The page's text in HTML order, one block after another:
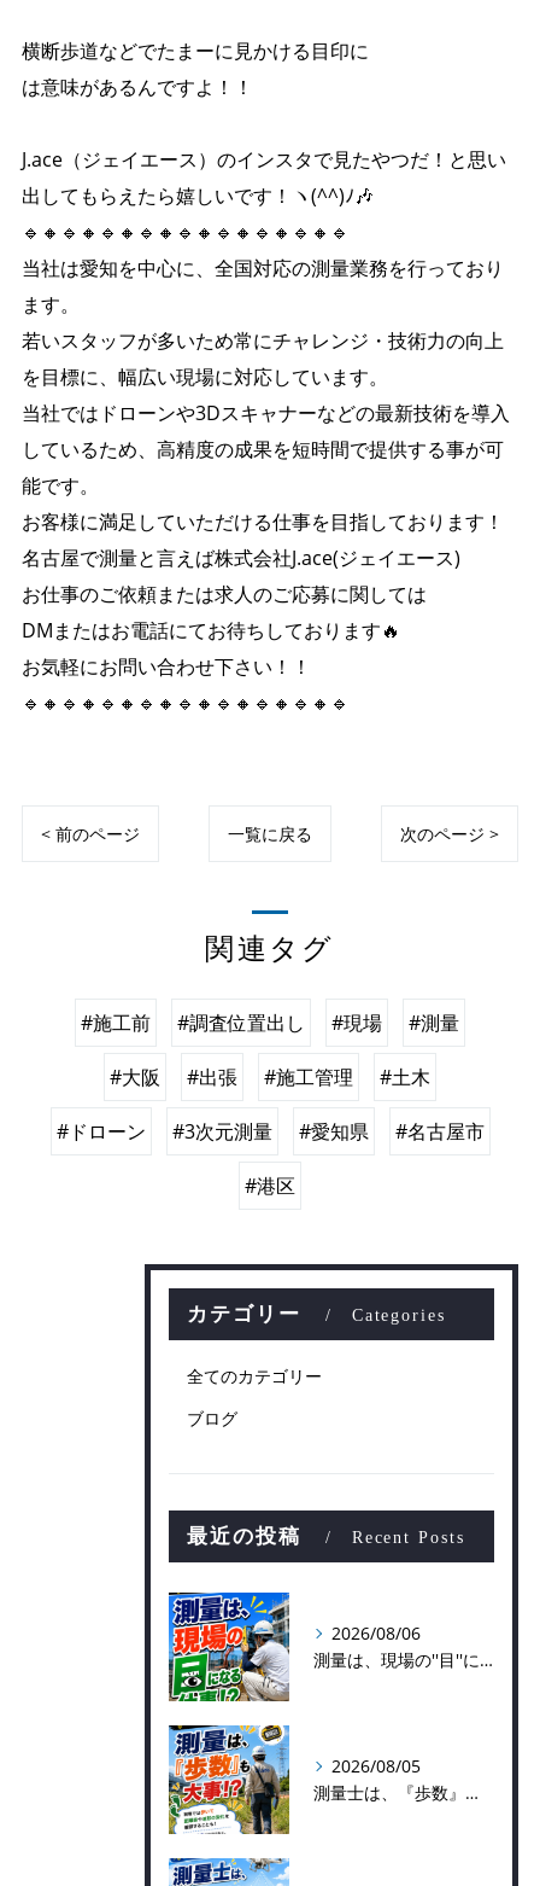
横断歩道などでたまーに見かける目印に
は意味があるんですよ！！
J.ace（ジェイエース）のインスタで見たやつだ！と思い
出してもらえたら嬉しいです！ヽ(^^)ﾉ🎶
🔹🔸🔹🔸🔹🔸🔹🔸🔹🔸🔹🔸🔹🔸🔹🔸🔹
当社は愛知を中心に、全国対応の測量業務を行っており
ます。
若いスタッフが多いため常にチャレンジ・技術力の向上
を目標に、幅広い現場に対応しています。
当社ではドローンや3Dスキャナーなどの最新技術を導入
しているため、高精度の成果を短時間で提供する事が可
能です。
お客様に満足していただける仕事を目指しております！
名古屋で測量と言えば株式会社J.ace(ジェイエース)
お仕事のご依頼または求人のご応募に関しては
DMまたはお電話にてお待ちしております🔥
お気軽にお問い合わせ下さい！！
🔹🔸🔹🔸🔹🔸🔹🔸🔹🔸🔹🔸🔹🔸🔹🔸🔹
< 前のページ 一覧に戻る 次のページ >
関連タグ
#施工前 #調査位置出し #現場 #測量
#大阪 #出張 #施工管理 #土木
#ドローン #3次元測量 #愛知県 #名古屋市
#港区
カテゴリー Categories
全てのカテゴリー
ブログ
最近の投稿 Recent Posts
2026/08/06
測量は、現場の''目''になる仕事！？
2026/08/05
測量士は、『歩数』も大事！？